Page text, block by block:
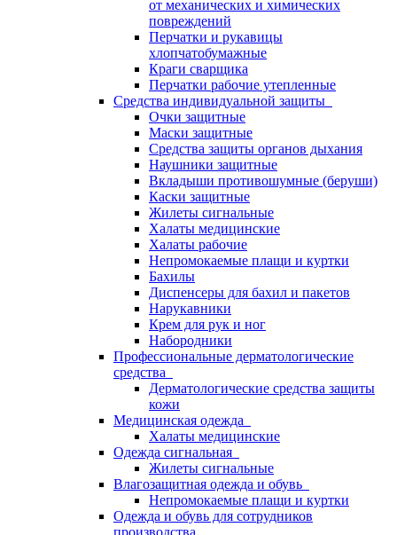
от механических и химических
повреждений
Перчатки и рукавицы
хлопчатобумажные
Краги сварщика
Перчатки рабочие утепленные
Средства индивидуальной защиты
Очки защитные
Маски защитные
Средства защиты органов дыхания
Наушники защитные
Вкладыши противошумные (беруши)
Каски защитные
Жилеты сигнальные
Халаты медицинские
Халаты рабочие
Непромокаемые плащи и куртки
Бахилы
Диспенсеры для бахил и пакетов
Нарукавники
Крем для рук и ног
Набородники
Профессиональные дерматологические
средства
Дерматологические средства защиты
кожи
Медицинская одежда
Халаты медицинские
Одежда сигнальная
Жилеты сигнальные
Влагозащитная одежда и обувь
Непромокаемые плащи и куртки
Одежда и обувь для сотрудников
производства